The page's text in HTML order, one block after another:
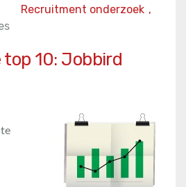
Recruitment onderzoek ,
10: Jobbird